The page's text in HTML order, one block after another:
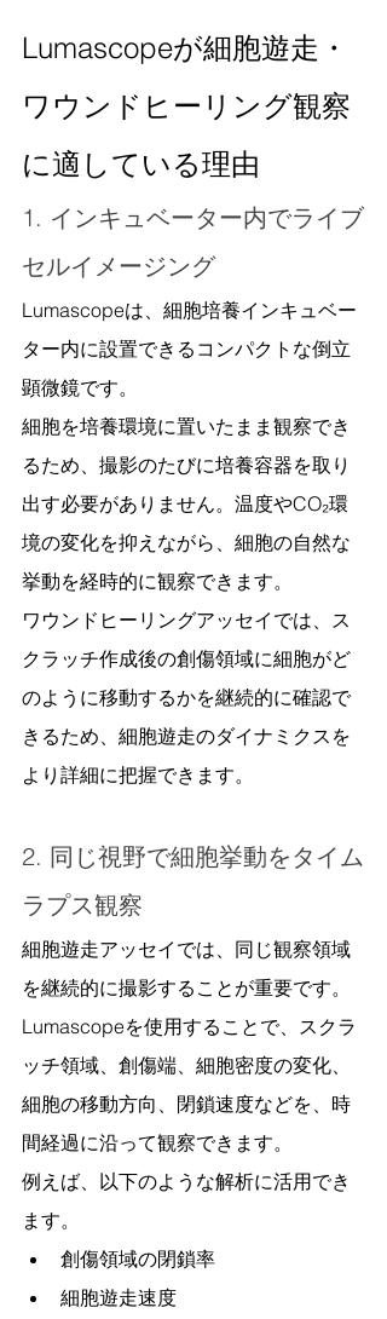
Lumascopeが細胞遊走・
ワウンドヒーリング観察
に適している理由
1. インキュベーター内でライブ
セルイメージング
Lumascopeは、細胞培養インキュベー
ター内に設置できるコンパクトな倒立
顕微鏡です。
細胞を培養環境に置いたまま観察でき
るため、撮影のたびに培養容器を取り
出す必要がありません。温度やCO₂環
境の変化を抑えながら、細胞の自然な
挙動を経時的に観察できます。
ワウンドヒーリングアッセイでは、ス
クラッチ作成後の創傷領域に細胞がど
のように移動するかを継続的に確認で
きるため、細胞遊走のダイナミクスを
より詳細に把握できます。
2. 同じ視野で細胞挙動をタイム
ラプス観察
細胞遊走アッセイでは、同じ観察領域
を継続的に撮影することが重要です。
Lumascopeを使用することで、スクラ
ッチ領域、創傷端、細胞密度の変化、
細胞の移動方向、閉鎖速度などを、時
間経過に沿って観察できます。
例えば、以下のような解析に活用でき
ます。
創傷領域の閉鎖率
細胞遊走速度